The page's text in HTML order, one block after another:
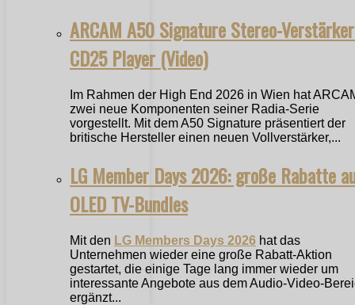
ARCAM A50 Signature Stereo-
CD25 Player (Video)
Im Rahmen der High End 2026 in Wien hat
zwei neue Komponenten seiner Radia-Serie
vorgestellt. Mit dem A50 Signature präsentiert der
britische Hersteller einen neuen Vollverstärker,...
LG Member Days 2026: große Rabatte
OLED TV-Bundles
Mit den LG Members Days 2026 hat das
Unternehmen wieder eine große Rabatt-Aktion
gestartet, die einige Tage lang immer wieder um
interessante Angebote aus dem Audio-Video-
ergänzt...